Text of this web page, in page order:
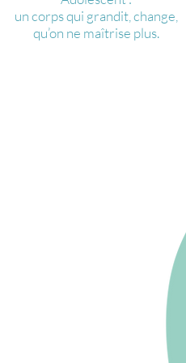
un corps qui grandit, change,
qu’on ne maîtrise plus.